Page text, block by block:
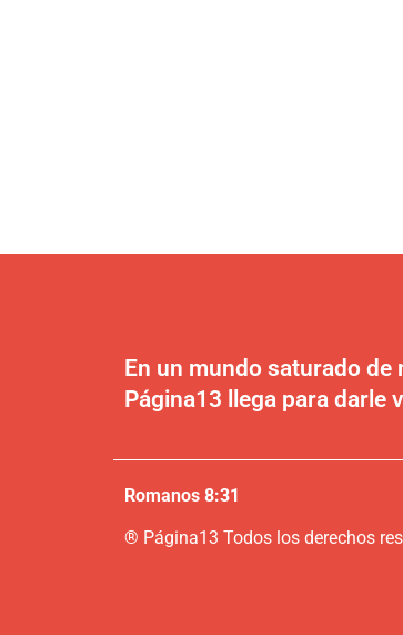
En un mundo saturado de
Página13 llega para darle
Romanos 8:31
® Página13 Todos los derechos